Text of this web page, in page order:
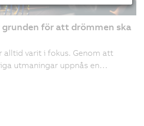
grunden för att drömmen ska
alltid varit i fokus. Genom att
utmaningar uppnås en…